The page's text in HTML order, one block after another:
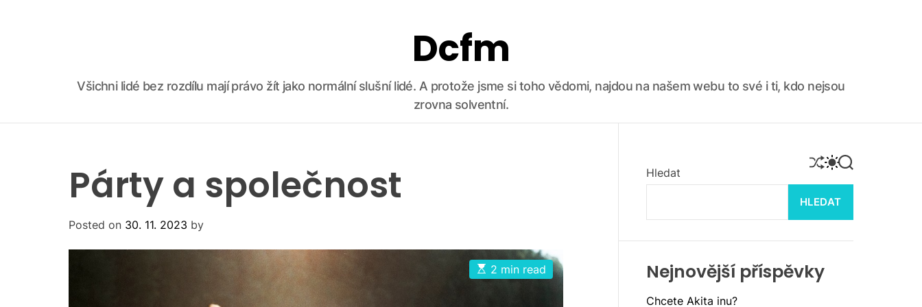
o
Dcfm
Všichni lidé bez rozdílu mají právo žít jako normální slušní lidé. A protože jsme si toho vědomi, najdou na našem webu to své i ti, kdo nejsou
zrovna solventní.
S
H
U
F
F
L
S
W
I
T
C
H
O
S
E
A
R
C
H
Párty a společnost
Posted on 30. 11. 2023 by
E
s
2 min read
Hledat
HLEDAT
Nejnovější příspěvky
Chcete Akita inu?